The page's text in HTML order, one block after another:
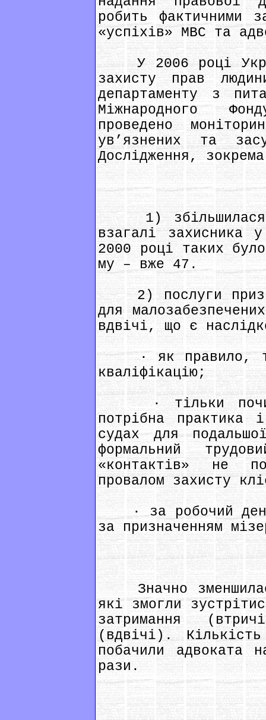
робить фактичними
«успіхів» МВС та
У 2006 році
захисту прав
департаменту з
Міжнародного
проведено
ув’язнених та
Дослідження,
1) збільшилася
взагалі захисника
2000 році таких
му – вже 47.
2) послуги
для
вдвічі, що є
· як правило,
кваліфікацію;
· тільки
потрібна практика
судах для
формальний
«контактів» не
провалом захисту
· за робочий день
за призначенням
Значно
які змогли
затримання
(вдвічі).
побачили адвоката
рази.